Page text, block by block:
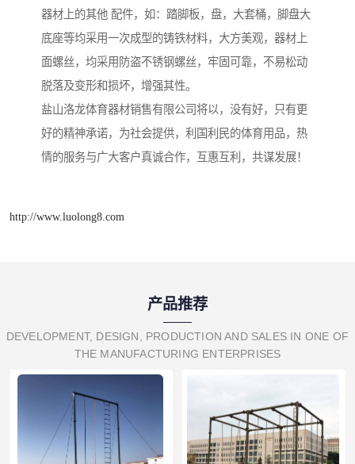
器材上的其他 配件，如：踏脚板，盘，大套桶，脚盘大
底座等均采用一次成型的铸铁材料，大方美观，器材上
面螺丝，均采用防盗不锈钢螺丝，牢固可靠，不易松动
脱落及变形和损坏，增强其性。
盐山洛龙体育器材销售有限公司将以，没有好，只有更
好的精神承诺，为社会提供，利国利民的体育用品，热
情的服务与广大客户真诚合作，互惠互利，共谋发展！
http://www.luolong8.com
产品推荐
DEVELOPMENT, DESIGN, PRODUCTION AND SALES IN ONE OF
THE MANUFACTURING ENTERPRISES